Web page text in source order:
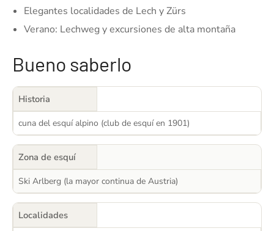
Elegantes localidades de Lech y Zürs
Verano: Lechweg y excursiones de alta montaña
Bueno saberlo
Historia
cuna del esquí alpino (club de esquí en 1901)
Zona de esquí
Ski Arlberg (la mayor continua de Austria)
Localidades